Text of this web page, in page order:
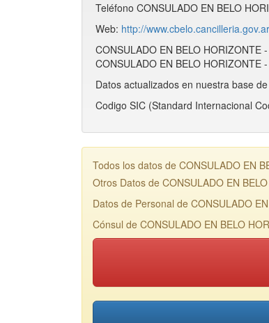
Teléfono CONSULADO EN BELO
Web: http://www.cbelo.cancilleria.gov.ar
CONSULADO EN BELO HORIZONTE
CONSULADO EN BELO HORIZONTE
Datos actualizados en nuestra base
Codigo SIC (Standard Internacional
Todos los datos de CONSULADO EN
Otros Datos de CONSULADO EN
Datos de Personal de CONSULADO
Cónsul de CONSULADO EN BELO